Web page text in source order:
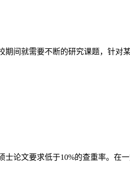
间就需要不断的研究课题，针对
论文要求低于10%的查重率。在